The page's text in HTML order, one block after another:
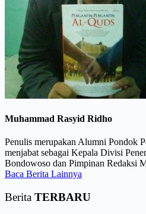
Muhammad Rasyid Ridho
Penulis merupakan Alumni Pondok
menjabat sebagai Kepala Divisi
Bondowoso dan Pimpinan Redaksi
Baca Berita Lainnya
Berita TERBARU